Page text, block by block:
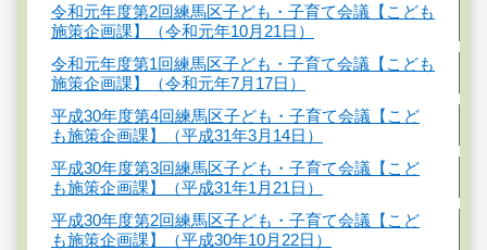
令和元年度第2回練馬区子ども・子育て会議【こども
施策企画課】（令和元年10月21日）
令和元年度第1回練馬区子ども・子育て会議【こども
施策企画課】（令和元年7月17日）
平成30年度第4回練馬区子ども・子育て会議【こど
も施策企画課】（平成31年3月14日）
平成30年度第3回練馬区子ども・子育て会議【こど
も施策企画課】（平成31年1月21日）
平成30年度第2回練馬区子ども・子育て会議【こど
も施策企画課】（平成30年10月22日）